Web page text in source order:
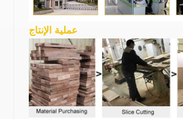
عملية الإنتاج